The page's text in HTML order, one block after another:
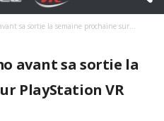
sa sortie la semaine prochaine sur...
avant sa sortie la
PlayStation VR